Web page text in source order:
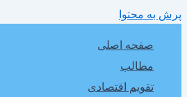
پرش به محتوا
صفحه اصلی
مطالب
تقویم اقتصادی